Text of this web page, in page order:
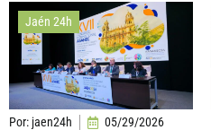
Jaén 24h
Por: jaen24h 05/29/2026